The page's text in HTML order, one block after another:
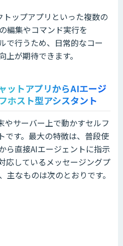
ップアプリといった複数の
編集やコマンド実行を
で行うため、日常的なコー
が期待できます。
ットアプリからAIエージ
ホスト型アシスタント
サーバー上で動かすセルフ
です。最大の特徴は、普段使
ら直接AIエージェントに指示
応しているメッセージングプ
主なものは次のとおりです。